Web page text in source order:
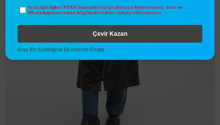
Paylaştığım bilgilerin KVKK kapsamında tarafınızca korunmasını, sms ve
WhatsApp üzerinden bilgilendirmeleri almayı kabul ediyorum.
Çevir Kazan
Kısa Bir Süreliğine Ek İndirim Fırsatı